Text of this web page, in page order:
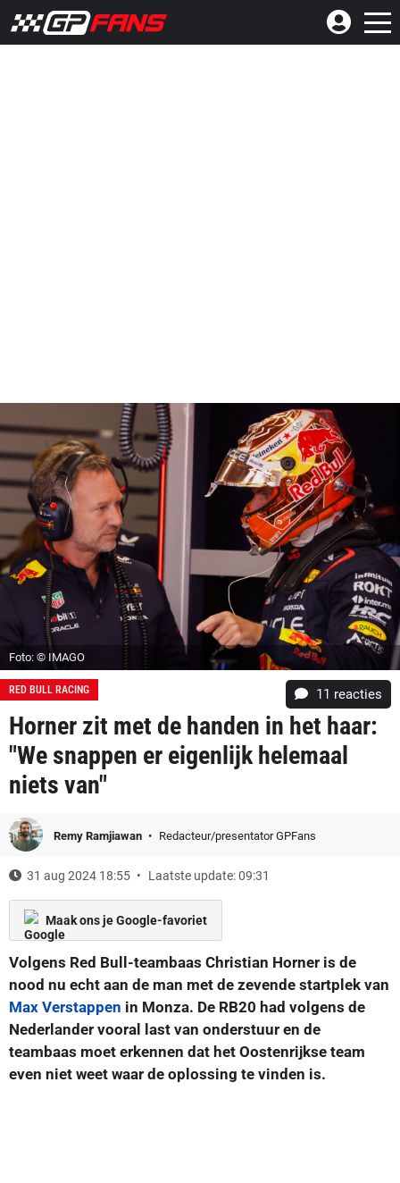
Foto: © IMAGO
RED BULL RACING 11 reacties
Horner zit met de handen in het haar:
"We snappen er eigenlijk helemaal
niets van"
Remy Ramjiawan Redacteur/presentator GPFans
31 aug 2024 18:55 Laatste update: 09:31
Maak ons je Google-favoriet
Volgens Red Bull-teambaas Christian Horner is de
nood nu echt aan de man met de zevende startplek van
Max Verstappen in Monza. De RB20 had volgens de
Nederlander vooral last van onderstuur en de
teambaas moet erkennen dat het Oostenrijkse team
even niet weet waar de oplossing te vinden is.